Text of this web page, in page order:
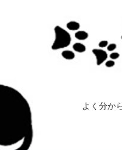
よく分か